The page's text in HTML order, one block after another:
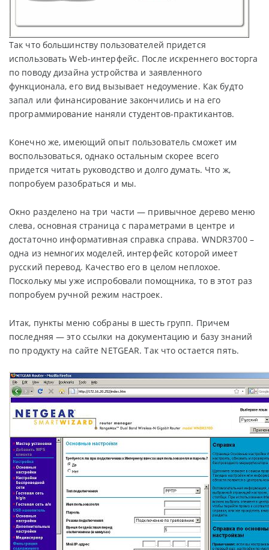
Так что большинству пользователей придется
использовать Web-интерфейс. После искреннего восторга
по поводу дизайна устройства и заявленного
функционала, его вид вызывает недоумение. Как будто
запал или финансирование закончились и на его
программирование наняли студентов-практикантов.
Конечно же, имеющий опыт пользователь сможет им
воспользоваться, однако остальным скорее всего
придется читать руководство и долго думать. Что ж,
попробуем разобраться и мы.
Окно разделено на три части — привычное дерево меню
слева, основная страница с параметрами в центре и
достаточно информативная справка справа. WNDR3700 –
одна из немногих моделей, интерфейс которой имеет
русский перевод. Качество его в целом неплохое.
Поскольку мы уже испробовали помощника, то в этот раз
попробуем ручной режим настроек.
Итак, пункты меню собраны в шесть групп. Причем
последняя — это ссылки на документацию и базу знаний
по продукту на сайте NETGEAR. Так что остается пять.